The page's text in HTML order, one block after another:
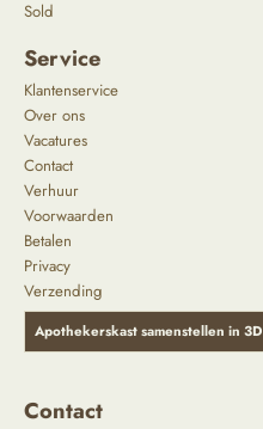
Sold
Service
Klantenservice
Over ons
Vacatures
Contact
Verhuur
Voorwaarden
Betalen
Privacy
Verzending
Apothekerskast samenstellen in 3D
Contact